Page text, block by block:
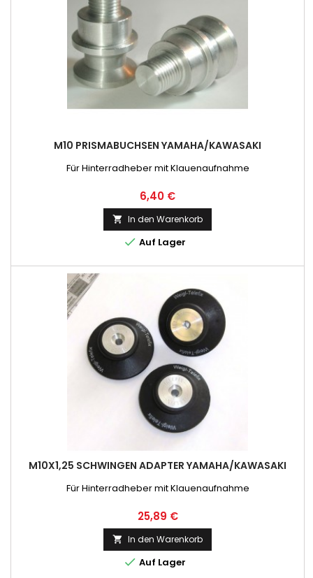
M10 PRISMABUCHSEN YAMAHA/KAWASAKI
Für Hinterradheber mit Klauenaufnahme
Preis
6,40 €
 In den Warenkorb
 Auf Lager
M10X1,25 SCHWINGEN ADAPTER YAMAHA/KAWASAKI
Für Hinterradheber mit Klauenaufnahme
Preis
25,89 €
 In den Warenkorb
 Auf Lager